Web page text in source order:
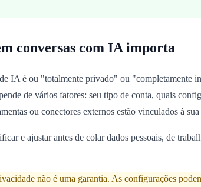
conversas com IA importa
IA é ou "totalmente privado" ou "completamente
de vários fatores: seu tipo de conta, quais
ou conectores externos estão vinculados à sua
e ajustar antes de colar dados pessoais, de
não é uma garantia. As configurações